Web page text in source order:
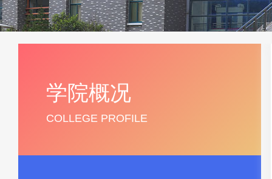
学院概况
COLLEGE PROFILE